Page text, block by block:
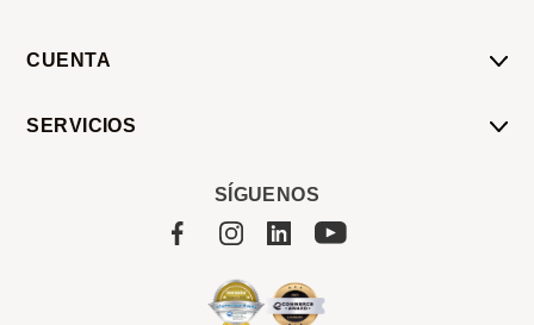
CUENTA
SERVICIOS
SÍGUENOS